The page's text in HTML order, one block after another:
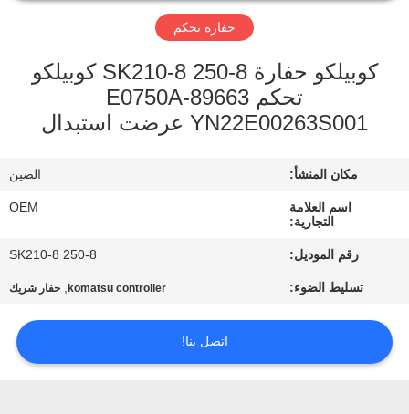
في
مراقبة
مدونة
الموقع
حفارة تحكم
كوبيلكو حفارة SK210-8 250-8 كوبيلكو
تحكم 89663-E0750A
YN22E00263S001 عرضت استبدال
مكان المنشأ: الصين
اسم العلامة
التجارية:
OEM
رقم الموديل: SK210-8 250-8
تسليط الضوء: komatsu controller
, حفار شريك
اتصل بنا!